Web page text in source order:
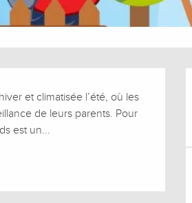
et climatisée l’été, où les
de leurs parents. Pour
est un...